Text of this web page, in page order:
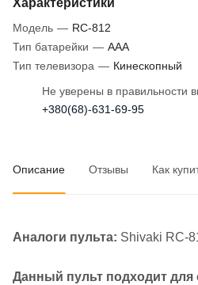
Характеристики
Модель — RC-812
Тип батарейки — AAA
Тип телевизора — Кинескопный
Не уверены в правильности
+380(68)-631-69-95
Описание Отзывы Как
Аналоги пульта: Shivaki RC-
Данный пульт подходит